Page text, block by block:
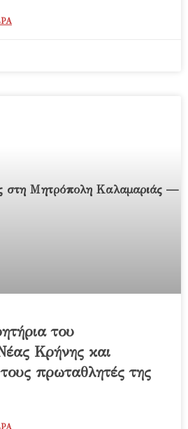
του
Κρήνης και
πρωταθλητές της